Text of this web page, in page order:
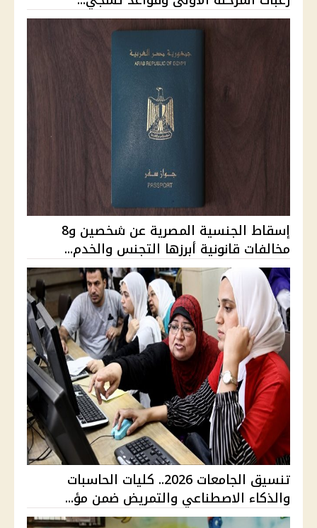
إسقاط الجنسية المصرية عن شخصين و8
مخالفات قانونية أبرزها التجنس والخدم...
تنسيق الجامعات 2026.. كليات الحاسبات
والذكاء الاصطناعي والتمريض ضمن مؤ...